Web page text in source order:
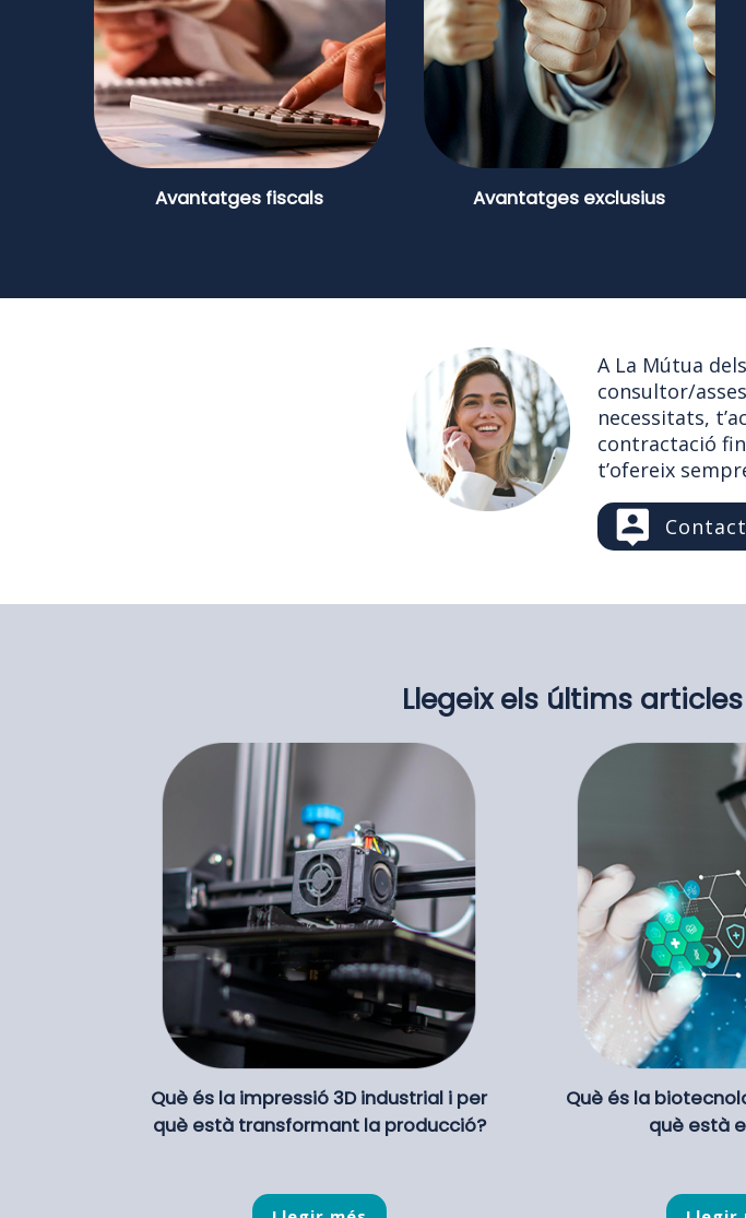
Avantatges fiscals Avantatges exclusius
A La Mútua
consultor/
necessitats,
contractació
t’ofereix
Llegeix els últims
Què és la impressió 3D industrial i per
què està transformant la producció?
Què és la
què està